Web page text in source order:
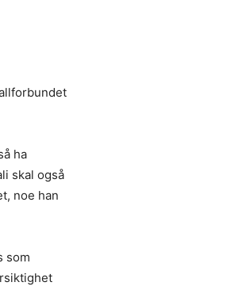
ha
skal også
noe han
som